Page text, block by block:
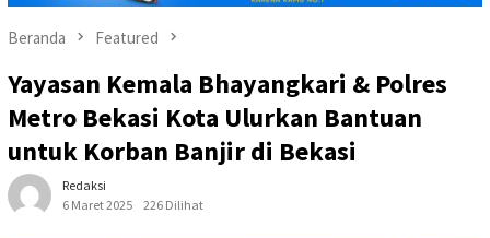
Beranda Featured
Yayasan Kemala Bhayangkari & Polres
Metro Bekasi Kota Ulurkan Bantuan
untuk Korban Banjir di Bekasi
Redaksi
6 Maret 2025
226 Dilihat